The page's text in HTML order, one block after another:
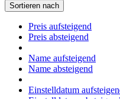
Sortieren nach
Preis aufsteigend
Preis absteigend
Name aufsteigend
Name absteigend
Einstelldatum